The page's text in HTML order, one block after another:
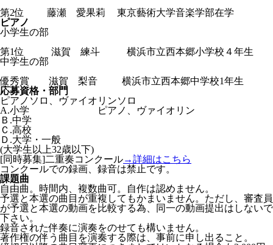
第2位
藤瀬 愛果莉
東京藝術大学音楽学部在学
ピアノ
小学生の部
第1位
滋賀 練斗
横浜市立西本郷小学校４年生
中学生の部
優秀賞
滋賀 梨音
横浜市立西本郷中学校1年生
応募資格・部門
ピアノソロ、ヴァイオリンソロ
A.小学
ピアノ、ヴァイオリン
Ｂ.中学
Ｃ.高校
Ｄ.大学・一般
(大学生以上32歳以下)
[同時募集]二重奏コンクール→詳細はこちら
コンクールでの録画、録音は禁止です。
課題曲
自由曲。時間内、複数曲可。自作は認めません。
予選と本選の曲目が重複してもかまいません。ただし、 審査員
が予選と本選の動画を比較する為、同一の動画提出はしないで
下さい。
録音された伴奏に演奏をのせても構いません。
著作権の伴う曲目を演奏する際は、事前に申し出ること。